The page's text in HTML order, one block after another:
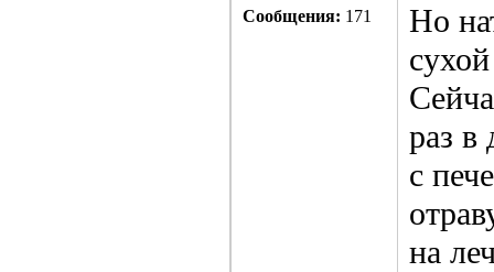
Сообщения: 171
Но
раз
с
на